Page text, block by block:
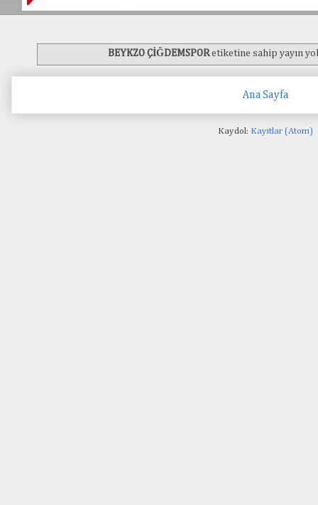
BEYKZO ÇİĞDEMSPORetiketine sahip yayın
Ana Sayfa
Kaydol: Kayıtlar (Atom)